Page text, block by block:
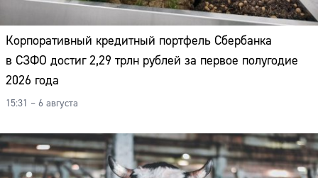
Корпоративный кредитный портфель Сбербанка
в СЗФО достиг 2,29 трлн рублей за первое полугодие
2026 года
15:31 – 6 августа